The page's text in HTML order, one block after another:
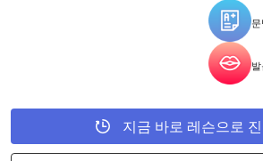
지금 바로 레슨으로